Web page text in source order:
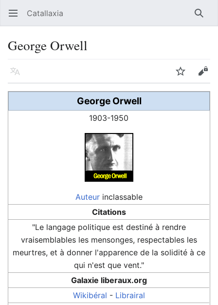
Ouvrir le menu principal Catallaxia
George Orwell
Langue Suivre
George Orwell
1903-1950
Auteurinclassable
Citations
"Le langage politique est destiné à rendre
vraisemblables les mensonges, respectables les
meurtres, et à donner l'apparence de la solidité à ce
qui n'est que vent."
Galaxie liberaux.org
Wikibéral - Librairal